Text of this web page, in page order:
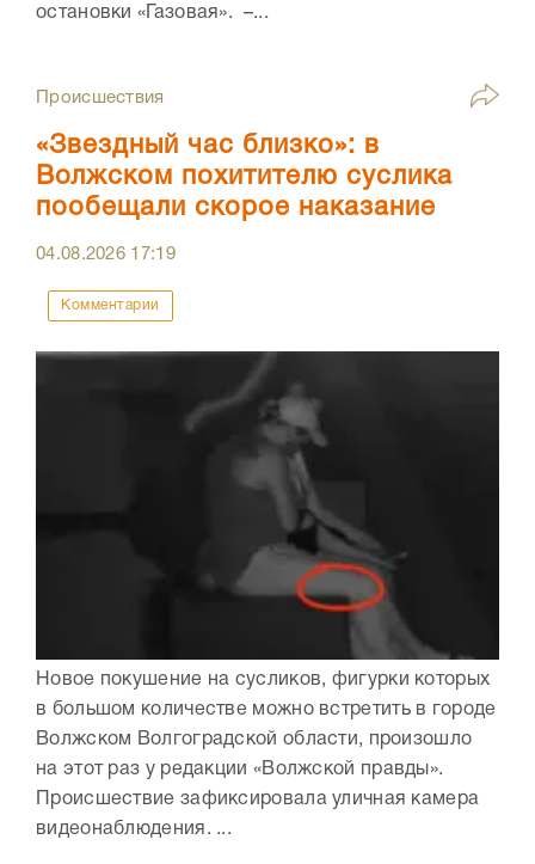
остановки «Газовая». –...
Происшествия
«Звездный час близко»: в
Волжском похитителю суслика
пообещали скорое наказание
04.08.2026 17:19
Комментарии
Новое покушение на сусликов, фигурки которых
в большом количестве можно встретить в городе
Волжском Волгоградской области, произошло
на этот раз у редакции «Волжской правды».
Происшествие зафиксировала уличная камера
видеонаблюдения. ...